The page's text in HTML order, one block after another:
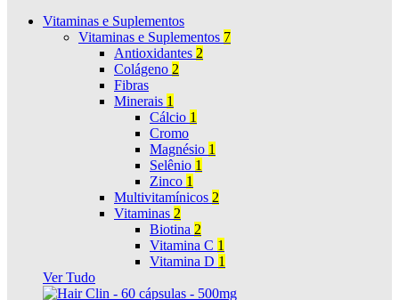
Vitaminas e Suplementos
Vitaminas e Suplementos 7
Antioxidantes 2
Colágeno 2
Fibras
Minerais 1
Cálcio 1
Cromo
Magnésio 1
Selênio 1
Zinco 1
Multivitamínicos 2
Vitaminas 2
Biotina 2
Vitamina C 1
Vitamina D 1
Ver Tudo